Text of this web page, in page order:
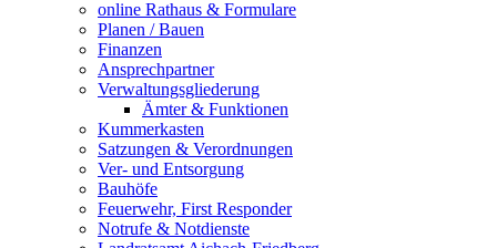
online Rathaus & Formulare
Planen / Bauen
Finanzen
Ansprechpartner
Verwaltungsgliederung
Ämter & Funktionen
Kummerkasten
Satzungen & Verordnungen
Ver- und Entsorgung
Bauhöfe
Feuerwehr, First Responder
Notrufe & Notdienste